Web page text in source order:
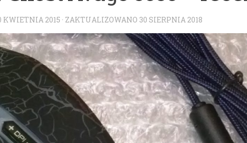
KWIETNIA 2015 · ZAKTUALIZOWANO 30 SIERPNIA 2018